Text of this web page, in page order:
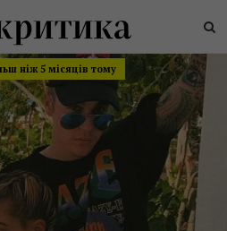
ніж 5 місяців тому